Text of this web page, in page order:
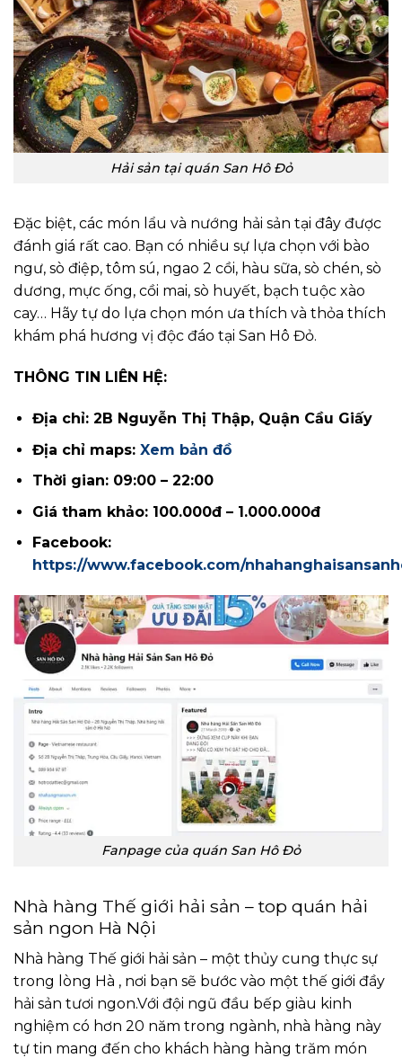
Hải sản tại quán San Hô Đỏ
Đặc biệt, các món lẩu và nướng hải sản tại đây được
đánh giá rất cao. Bạn có nhiều sự lựa chọn với bào
ngư, sò điệp, tôm sú, ngao 2 cồi, hàu sữa, sò chén, sò
dương, mực ống, cồi mai, sò huyết, bạch tuộc xào
cay… Hãy tự do lựa chọn món ưa thích và thỏa thích
khám phá hương vị độc đáo tại San Hô Đỏ.
THÔNG TIN LIÊN HỆ:
Địa chỉ: 2B Nguyễn Thị Thập, Quận Cầu Giấy
Địa chỉ maps:Xem bản đồ
Thời gian: 09:00 – 22:00
Giá tham khảo: 100.000đ – 1.000.000đ
Facebook:
https://www.facebook.com/
Fanpage của quán San Hô Đỏ
Nhà hàng Thế giới hải sản – top quán hải
sản ngon Hà Nội
Nhà hàng Thế giới hải sản – một thủy cung thực sự
trong lòng Hà , nơi bạn sẽ bước vào một thế giới đầy
hải sản tươi ngon.Với đội ngũ đầu bếp giàu kinh
nghiệm có hơn 20 năm trong ngành, nhà hàng này
tự tin mang đến cho khách hàng hàng trăm món